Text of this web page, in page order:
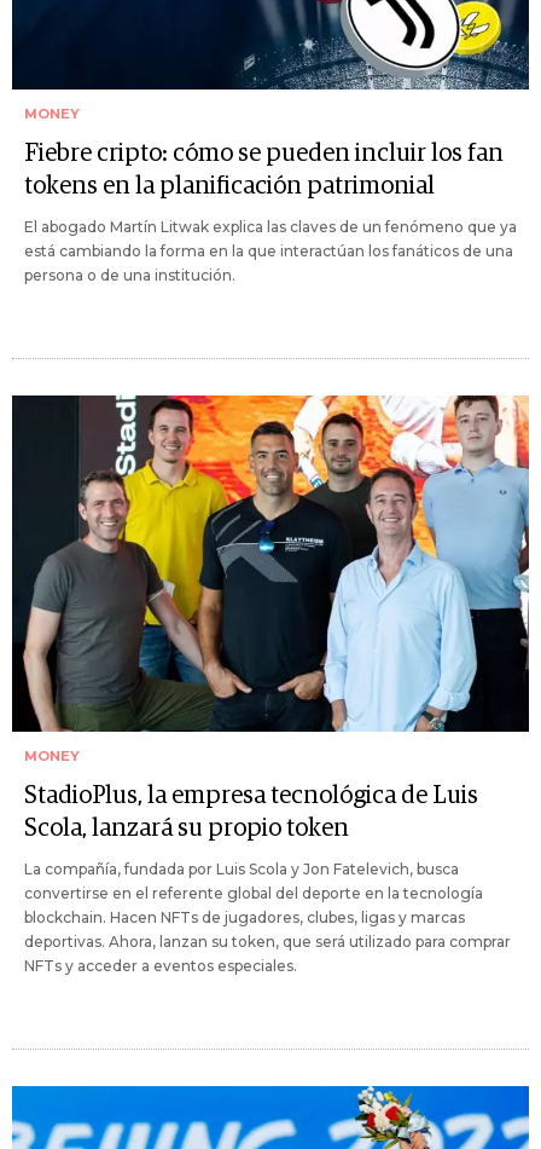
MONEY
Fiebre cripto: cómo se pueden incluir los fan
tokens en la planificación patrimonial
El abogado Martín Litwak explica las claves de un fenómeno que ya
está cambiando la forma en la que interactúan los fanáticos de una
persona o de una institución.
MONEY
StadioPlus, la empresa tecnológica de Luis
Scola, lanzará su propio token
La compañía, fundada por Luis Scola y Jon Fatelevich, busca
convertirse en el referente global del deporte en la tecnología
blockchain. Hacen NFTs de jugadores, clubes, ligas y marcas
deportivas. Ahora, lanzan su token, que será utilizado para comprar
NFTs y acceder a eventos especiales.